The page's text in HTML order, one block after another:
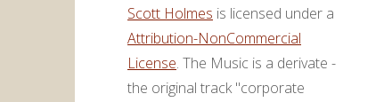
Scott Holmes is licensed under a
Attribution-NonCommercial
License. The Music is a derivate -
the original track "corporate